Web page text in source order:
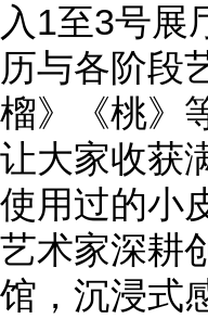
入1至3号展
历与各阶段
榴》《桃》
让大家收获
使用过的小
艺术家深耕
馆，沉浸式